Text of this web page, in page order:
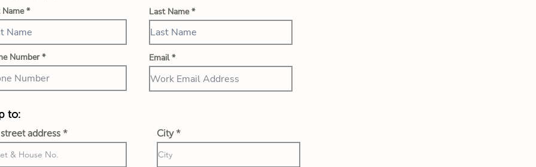
Number
Last Name
Email
to:
street address City